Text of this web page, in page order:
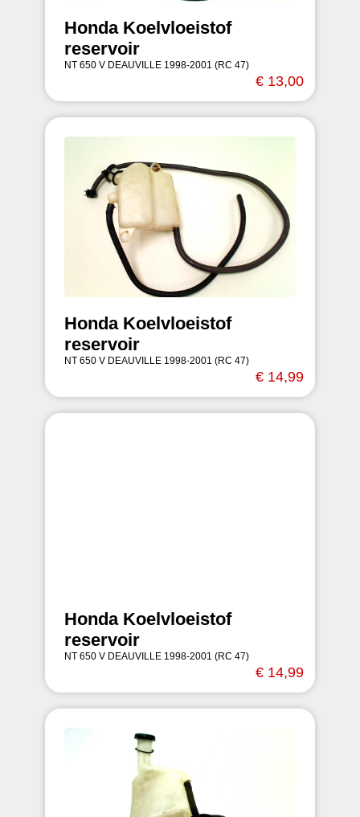
Honda Koelvloeistof
reservoir
NT 650 V DEAUVILLE 1998-2001 (RC 47)
€ 13,00
Honda Koelvloeistof
reservoir
NT 650 V DEAUVILLE 1998-2001 (RC 47)
€ 14,99
Honda Koelvloeistof
reservoir
NT 650 V DEAUVILLE 1998-2001 (RC 47)
€ 14,99